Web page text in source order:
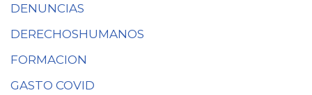
DENUNCIAS
DERECHOSHUMANOS
FORMACION
GASTO COVID